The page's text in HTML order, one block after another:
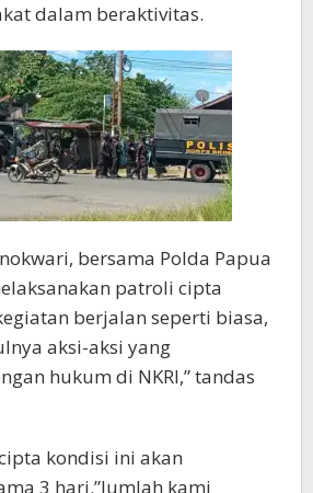
dalam beraktivitas.
bersama Polda Papua
patroli cipta
berjalan seperti biasa,
aksi-aksi yang
hukum di NKRI,” tandas
kondisi ini akan
3 hari.”Jumlah kami